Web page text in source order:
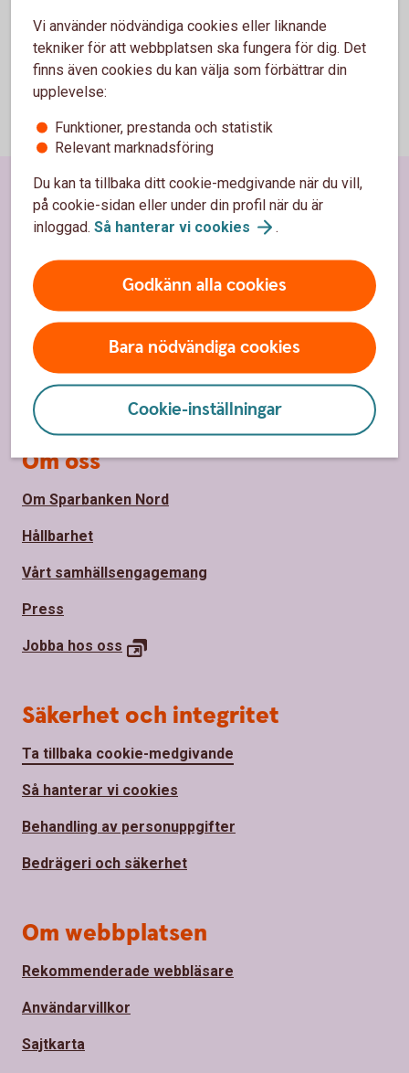
Vi använder nödvändiga cookies eller liknande
tekniker för att webbplatsen ska fungera för dig. Det
finns även cookies du kan välja som förbättrar din
upplevelse:
Funktioner, prestanda och statistik
Relevant marknadsföring
Du kan ta tillbaka ditt cookie-medgivande när du vill,
på cookie-sidan eller under din profil när du är
inloggad. Så hanterar vi cookies .
Godkänn alla cookies
Bara nödvändiga cookies
Cookie-inställningar
Sidfot
Hitta snabbt
Spärrhjälp
Hitta bankkontor
Bli kund
Priser, räntor och kurser
Om oss
Om Sparbanken Nord
Hållbarhet
Vårt samhällsengagemang
Press
Jobba hos oss
Säkerhet och integritet
Ta tillbaka cookie-medgivande
Så hanterar vi cookies
Behandling av personuppgifter
Bedrägeri och säkerhet
Om webbplatsen
Rekommenderade webbläsare
Användarvillkor
Sajtkarta